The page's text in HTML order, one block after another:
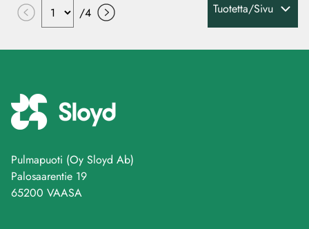
/4 Tuotetta/Sivu
Pulmapuoti (Oy Sloyd Ab)
Palosaarentie 19
65200 VAASA